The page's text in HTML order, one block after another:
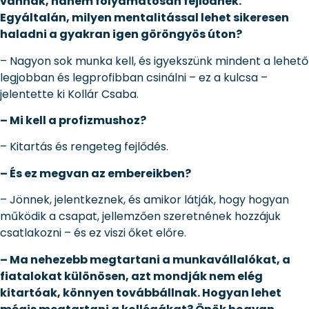
Egyáltalán, milyen mentalitással lehet sikeresen
haladni a gyakran igen göröngyös úton?
– Nagyon sok munka kell, és igyekszünk mindent a lehető
legjobban és legprofibban csinálni – ez a kulcsa –
jelentette ki Kollár Csaba.
– Mi kell a profizmushoz?
– Kitartás és rengeteg fejlődés.
– És ez megvan az embereikben?
– Jönnek, jelentkeznek, és amikor látják, hogy hogyan
működik a csapat, jellemzően szeretnének hozzájuk
csatlakozni – és ez viszi őket előre.
– Ma nehezebb megtartani a munkavállalókat, a
fiatalokat különösen, azt mondják nem elég
kitartóak, könnyen továbbállnak. Hogyan lehet